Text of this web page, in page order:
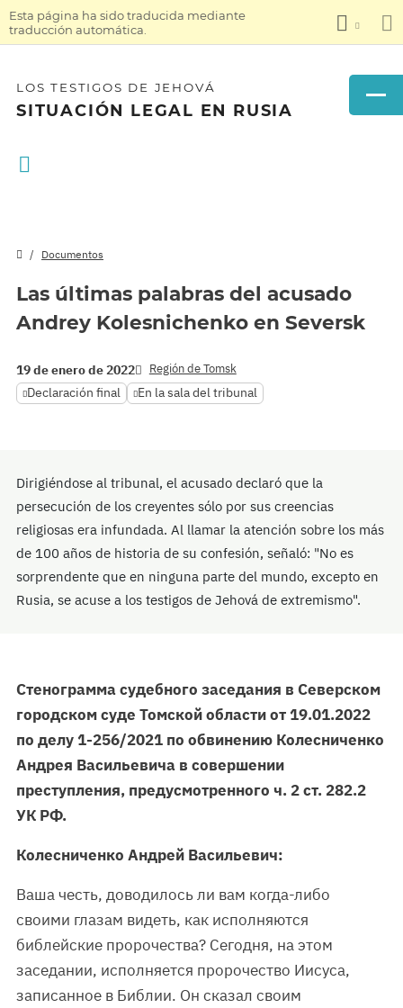
Esta página ha sido traducida mediante
traducción automática.
LOS TESTIGOS DE JEHOVÁ
SITUACIÓN LEGAL EN RUSIA
Documentos
Las últimas palabras del acusado
Andrey Kolesnichenko en Seversk
19 de enero de 2022 Región de Tomsk
Declaración final En la sala del tribunal
Dirigiéndose al tribunal, el acusado declaró que la
persecución de los creyentes sólo por sus creencias
religiosas era infundada. Al llamar la atención sobre los más
de 100 años de historia de su confesión, señaló: "No es
sorprendente que en ninguna parte del mundo, excepto en
Rusia, se acuse a los testigos de Jehová de extremismo".
Стенограмма судебного заседания в Северском
городском суде Томской области от 19.01.2022
по делу 1-256/2021 по обвинению Колесниченко
Андрея Васильевича в совершении
преступления, предусмотренного ч. 2 ст. 282.2
УК РФ.
Колесниченко Андрей Васильевич:
Ваша честь, доводилось ли вам когда-либо
своими глазам видеть, как исполняются
библейские пророчества? Сегодня, на этом
заседании, исполняется пророчество Иисуса,
записанное в Библии. Он сказал своим